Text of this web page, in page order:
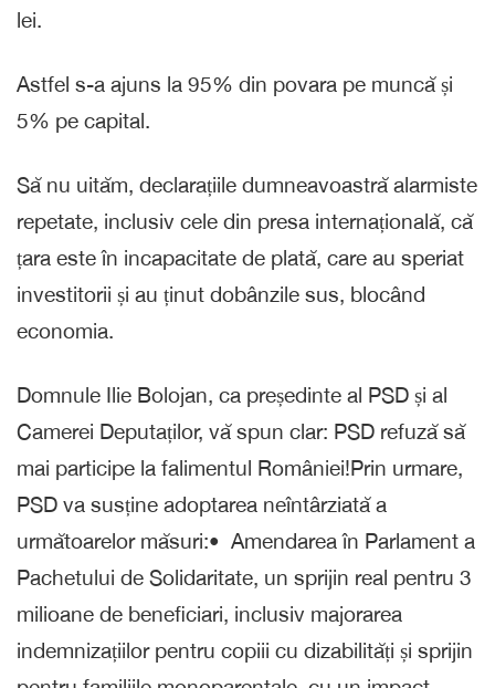
lei.
Astfel s-a ajuns la 95% din povara pe muncă și
5% pe capital.
Să nu uităm, declarațiile dumneavoastră alarmiste
repetate, inclusiv cele din presa internațională, că
țara este în incapacitate de plată, care au speriat
investitorii și au ținut dobânzile sus, blocând
economia.
Domnule Ilie Bolojan, ca președinte al PSD și al
Camerei Deputaților, vă spun clar: PSD refuză să
mai participe la falimentul României!Prin urmare,
PSD va susține adoptarea neîntârziată a
următoarelor măsuri:•⁠ ⁠Amendarea în Parlament a
Pachetului de Solidaritate, un sprijin real pentru 3
milioane de beneficiari, inclusiv majorarea
indemnizațiilor pentru copiii cu dizabilități și sprijin